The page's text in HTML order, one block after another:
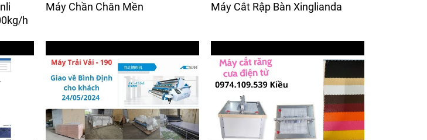
h
Máy Chần Chăn Mền Máy Cắt Rập Bàn Xinglianda